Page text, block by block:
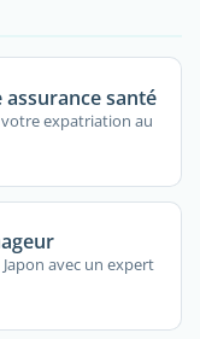
assurance santé
expatriation au
avec un expert